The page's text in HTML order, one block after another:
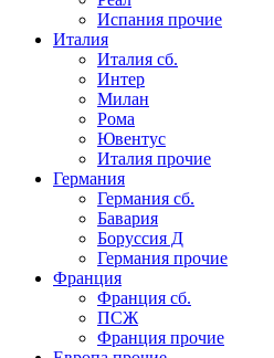
Испания прочие
Италия
Италия сб.
Интер
Милан
Рома
Ювентус
Италия прочие
Германия
Германия сб.
Бавария
Боруссия Д
Германия прочие
Франция
Франция сб.
ПСЖ
Франция прочие